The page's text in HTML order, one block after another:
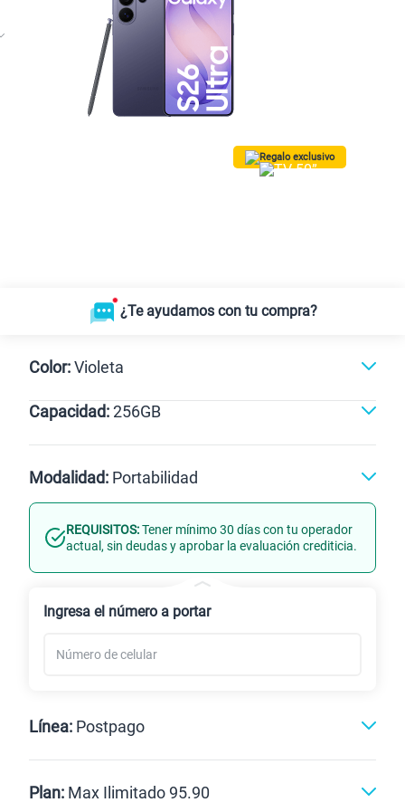
Regalo exclusivo
¿Te ayudamos con tu compra?
Color:Violeta
Negro Violeta
Capacidad:256GB
256GB
Modalidad: Portabilidad
Línea Nueva Portabilidad
REQUISITOS:Tener mínimo 30 días con tu operador
actual, sin deudas y aprobar la evaluación crediticia.
Ingresa el número a portar
Línea: Postpago
Postpago
Plan: Max Ilimitado 95.90